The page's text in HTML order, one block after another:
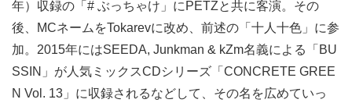
年）収録の「# ぶっちゃけ」にPETZと共に客演。その
後、MCネームをTokarevに改め、前述の「十人十色」に参
加。2015年にはSEEDA, Junkman & kZm名義による「BU
SSIN」が人気ミックスCDシリーズ「CONCRETE GREE
N Vol. 13」に収録されるなどして、その名を広めていっ